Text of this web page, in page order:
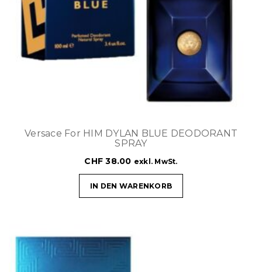
Versace For HIM DYLAN BLUE DEODORANT
SPRAY
CHF 38.00 exkl. MwSt.
IN DEN WARENKORB